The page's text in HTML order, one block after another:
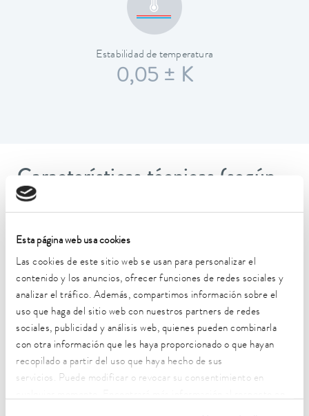
Esta página web usa cookies
Las cookies de este sitio web se usan para personalizar el
contenido y los anuncios, ofrecer funciones de redes sociales y
analizar el tráfico. Además, compartimos información sobre el
uso que haga del sitio web con nuestros partners de redes
sociales, publicidad y análisis web, quienes pueden combinarla
con otra información que les haya proporcionado o que hayan
recopilado a partir del uso que haya hecho de sus
servicios. Puede modificar o revocar su consentimiento en
Estabilidad de temperatura
0,05 ± K
Características técnicas (según
DIN 12876)
Rango de temperatura de trabajo
-40 ... 200 °C
Rango de temperatura de funcionamiento
-40 ... 200 °C
Temperatura ambiente
5 ... 40 °C
Estabilidad de temperatura